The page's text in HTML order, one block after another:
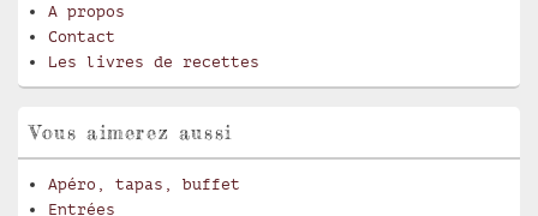
A propos
Contact
Les livres de recettes
Vous aimerez aussi
Apéro, tapas, buffet
Entrées